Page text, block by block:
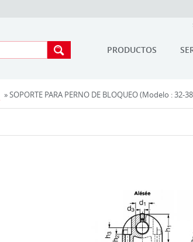
PRODUCTOS
» SOPORTE PARA PERNO DE BLOQUEO (Modelo : 32-